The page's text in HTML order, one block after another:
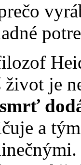
život je
smrť
a